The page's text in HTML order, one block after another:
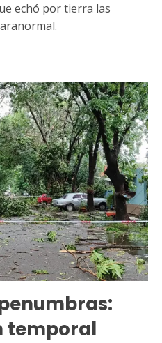
echó por tierra las
temporal